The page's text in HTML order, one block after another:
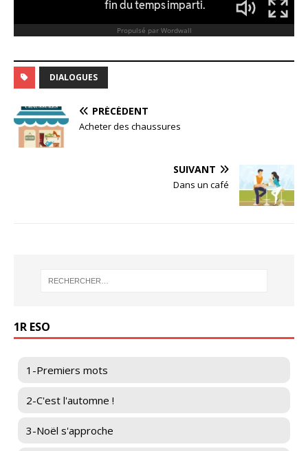
DIALOGUES
PRÉCÉDENT
Acheter des chaussures
SUIVANT
Dans un café
1R ESO
1-Premiers mots
2-C'est l'automne !
3-Noël s'approche